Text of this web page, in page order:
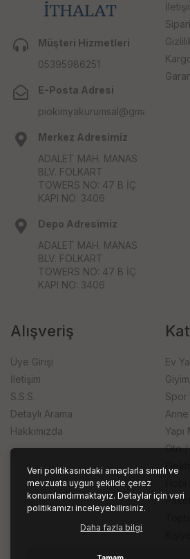
Veri politikasındaki amaçlarla sınırlı ve
mevzuata uygun şekilde çerez
konumlandırmaktayız. Detaylar için veri
politikamızı inceleyebilirsiniz.
Daha fazla bilgi
Müşteri Hizmetleri
05395986251
E-Posta Adresi
piokimyakurumsal@gmail.com
Merkez Adresimiz
ADALET MAH. MANAS
BLV. FOLKART
TOWERS NO: 47 B İÇ
KAPI NO: 3406
Depo Adresimiz
ADALET MAH. MANAS
BLV. FOLKART
TOWERS NO: 47 B İÇ
KAPI NO: 3406
Alışveriş
Üye Girişi
İletişim
S.S.S.
Detaylı Arama
Hakkımızda
Ev
Spor
Yapı
Oto /